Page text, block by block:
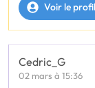
Voir le profil
Cedric_G
02 mars à 15:36